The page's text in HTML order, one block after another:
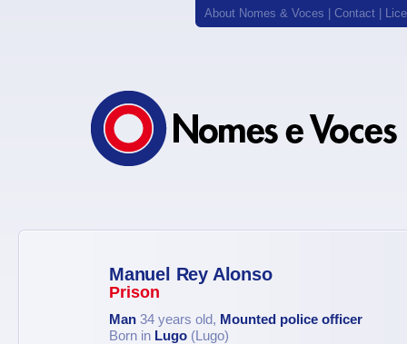
About Nomes & Voces Contact
Manuel Rey Alonso
Prison
Man 34 years old, Mounted police officer
Born in Lugo (Lugo)